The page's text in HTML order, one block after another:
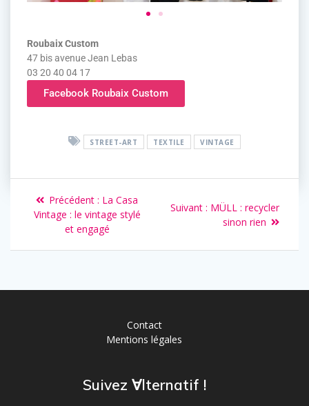
Roubaix Custom
47 bis avenue Jean Lebas
03 20 40 04 17
Facebook Roubaix Custom
STREET-ART TEXTILE VINTAGE
Précédent : La Casa
Vintage : le vintage stylé
et engagé
Suivant : MÜLL : recycler
sinon rien
Contact
Mentions légales
Suivez ∀lternatif !